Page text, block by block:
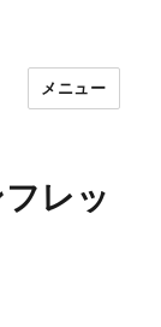
メニュー
レッ